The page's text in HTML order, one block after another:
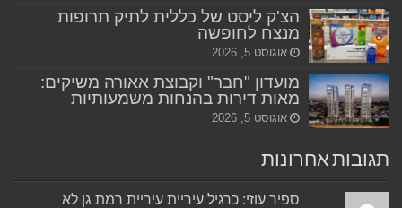
הצ'ק ליסט של כללית לתיק תרופות
מנצח לחופשה
אוגוסט 5, 2026
מועדון "חבר" וקבוצת אאורה משיקים:
מאות דירות בהנחות משמעותיות
אוגוסט 5, 2026
תגובות אחרונות
ספיר עוזי: כרגיל עיריית עיריית רמת גן לא